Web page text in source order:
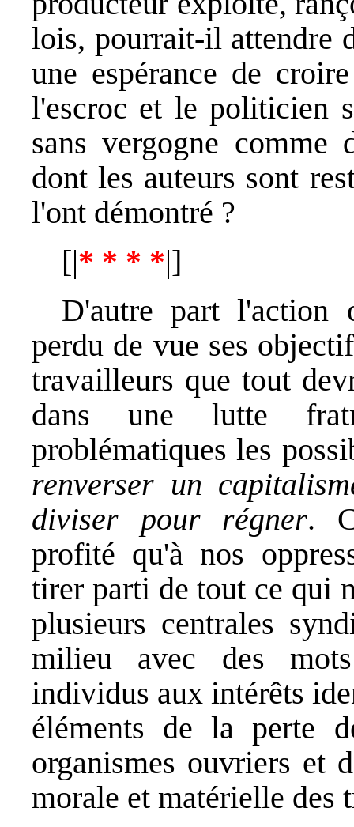
lois, pourrait-il attendre
une espérance de
l'escroc et le politicien
sans vergogne comme
dont les auteurs sont
l'ont démontré ?
[|* * * *|]
D'autre part l'action
perdu de vue ses
travailleurs que tout
dans une lutte
problématiques les
renverser un
diviser pour régner.
profité qu'à nos
tirer parti de tout ce qui
plusieurs centrales
milieu avec des
individus aux intérêts
éléments de la perte
organismes ouvriers et
morale et matérielle des